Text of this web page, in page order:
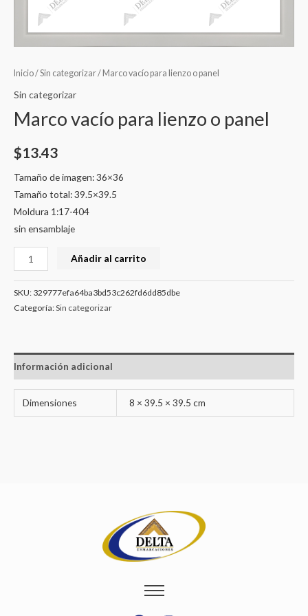
Inicio/Sin categorizar/ Marco vacío para lienzo o panel
Sin categorizar
Marco vacío para lienzo o panel
$13.43
Tamaño de imagen: 36×36
Tamaño total: 39.5×39.5
Moldura 1:17-404
sin ensamblaje
Añadir al carrito
SKU: 329777efa64ba3bd53c262fd6dd85dbe
Categoría:Sin categorizar
Información adicional
Dimensiones 8 × 39.5 × 39.5 cm